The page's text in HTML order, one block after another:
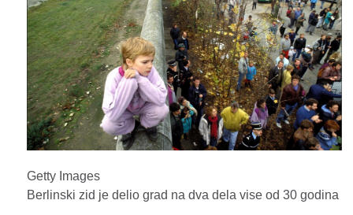
Getty Images
Berlinski zid je delio grad na dva dela vise od 30 godina